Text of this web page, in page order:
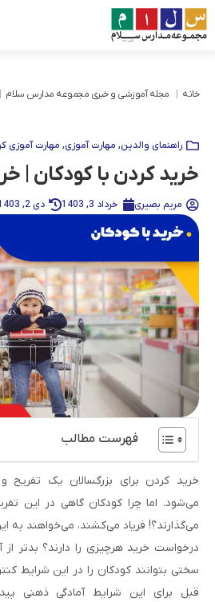
خانه مجله آموزشی و خبری مجموعه مدارس سلام
راهنمای والدین, مهارت آموزی, مهارت آموزی
خرید کردن با کودکان |
مریم بصیری خرداد 3, 1403 دی 2, 1403
فهرست مطالب
خرید کردن برای بزرگسالان یک تفریح
می‌شود. اما چرا کودکان گاهی در این
می‌گذارند؟! فریاد می‌کشند، می‌خواهند
درخواست خرید هرچیزی را دارند؟ بدتر از
سختی بتوانند کودکان را در این شرایط
قبل برای این شرایط آمادگی ذهنی